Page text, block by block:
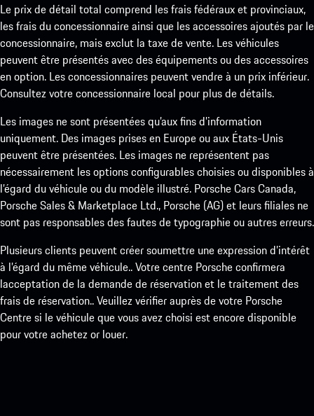
Le prix de détail total comprend les frais fédéraux et provinciaux,
les frais du concessionnaire ainsi que les accessoires ajoutés par le
concessionnaire, mais exclut la taxe de vente. Les véhicules
peuvent être présentés avec des équipements ou des accessoires
en option. Les concessionnaires peuvent vendre à un prix inférieur.
Consultez votre concessionnaire local pour plus de détails.
Les images ne sont présentées qu’aux fins d’information
uniquement. Des images prises en Europe ou aux États-Unis
peuvent être présentées. Les images ne représentent pas
nécessairement les options configurables choisies ou disponibles à
l’égard du véhicule ou du modèle illustré. Porsche Cars Canada,
Porsche Sales & Marketplace Ltd., Porsche (AG) et leurs filiales ne
sont pas responsables des fautes de typographie ou autres erreurs.
Plusieurs clients peuvent créer soumettre une expression d’intérêt
à l’égard du même véhicule.. Votre centre Porsche confirmera
lacceptation de la demande de réservation et le traitement des
frais de réservation.. Veuillez vérifier auprès de votre Porsche
Centre si le véhicule que vous avez choisi est encore disponible
pour votre achetez or louer.